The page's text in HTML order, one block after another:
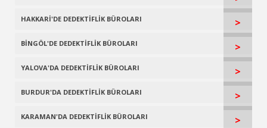
HAKKARİ'DE DEDEKTİFLİK BÜROLARI >
BİNGÖL'DE DEDEKTİFLİK BÜROLARI >
YALOVA'DA DEDEKTİFLİK BÜROLARI >
BURDUR'DA DEDEKTİFLİK BÜROLARI >
KARAMAN'DA DEDEKTİFLİK BÜROLARI >